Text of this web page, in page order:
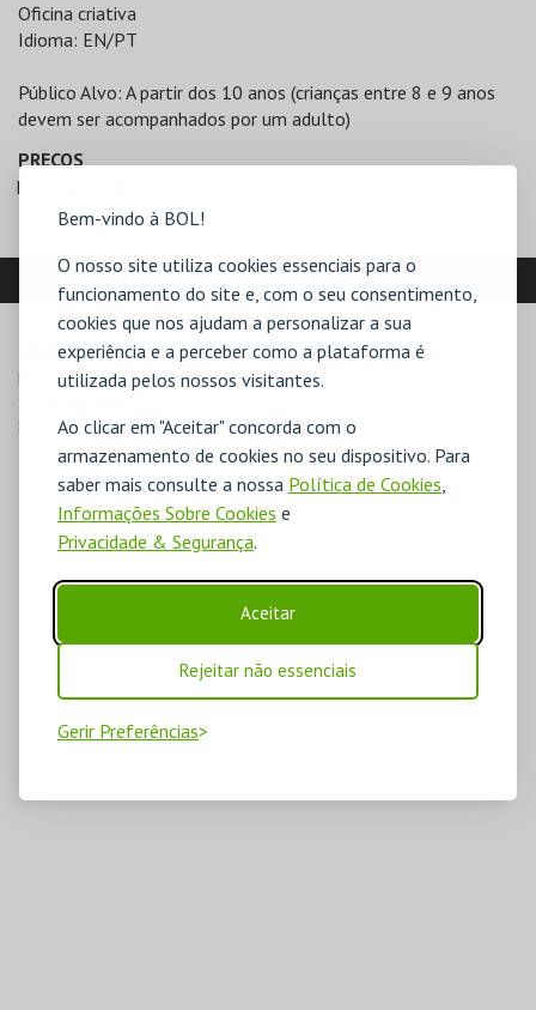
Bem-vindo à BOL!
O nosso site utiliza cookies essenciais para o
funcionamento do site e, com o seu consentimento,
cookies que nos ajudam a personalizar a sua
experiência e a perceber como a plataforma é
utilizada pelos nossos visitantes.
Ao clicar em "Aceitar" concorda com o
armazenamento de cookies no seu dispositivo. Para
saber mais consulte a nossa Política de Cookies,
Informações Sobre Cookies e
Privacidade & Segurança.
Aceitar
Rejeitar não essenciais
Gerir Preferências
Oficina criativa
Idioma: EN/PT
Público Alvo: A partir dos 10 anos (crianças entre 8 e 9 anos
devem ser acompanhados por um adulto)
PREÇOS
Entrada - 45€
LOCALIZAÇÃO
MORADA
Rua António dos Reis 189
2710-302 Sintra
Direcções para Albuquerque Foundation